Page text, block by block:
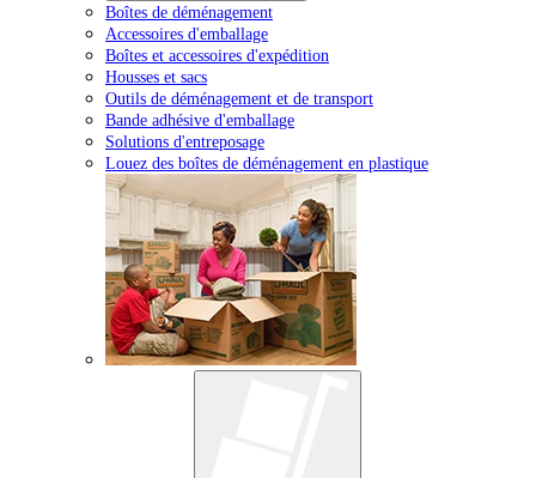
Boîtes de déménagement
Accessoires d'emballage
Boîtes et accessoires d'expédition
Housses et sacs
Outils de déménagement et de transport
Bande adhésive d'emballage
Solutions d'entreposage
Louez des boîtes de déménagement en plastique